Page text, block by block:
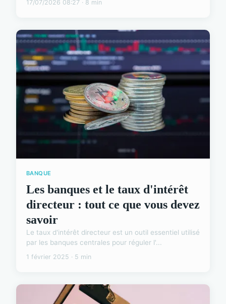
17/07/2026 08:27 · 8 min
BANQUE
Les banques et le taux d'intérêt
directeur : tout ce que vous devez
savoir
Le taux d'intérêt directeur est un outil essentiel utilisé
par les banques centrales pour réguler l'...
1 février 2025 · 5 min